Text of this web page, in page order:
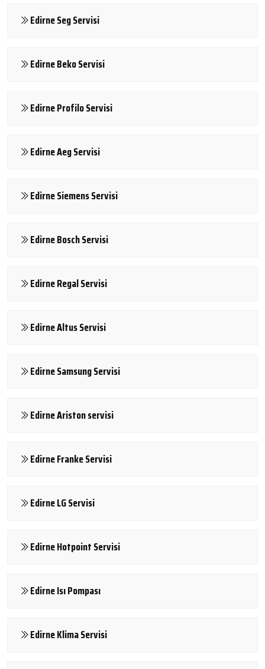
Edirne Seg Servisi
Edirne Beko Servisi
Edirne Profilo Servisi
Edirne Aeg Servisi
Edirne Siemens Servisi
Edirne Bosch Servisi
Edirne Regal Servisi
Edirne Altus Servisi
Edirne Samsung Servisi
Edirne Ariston servisi
Edirne Franke Servisi
Edirne LG Servisi
Edirne Hotpoint Servisi
Edirne Isı Pompası
Edirne Klima Servisi